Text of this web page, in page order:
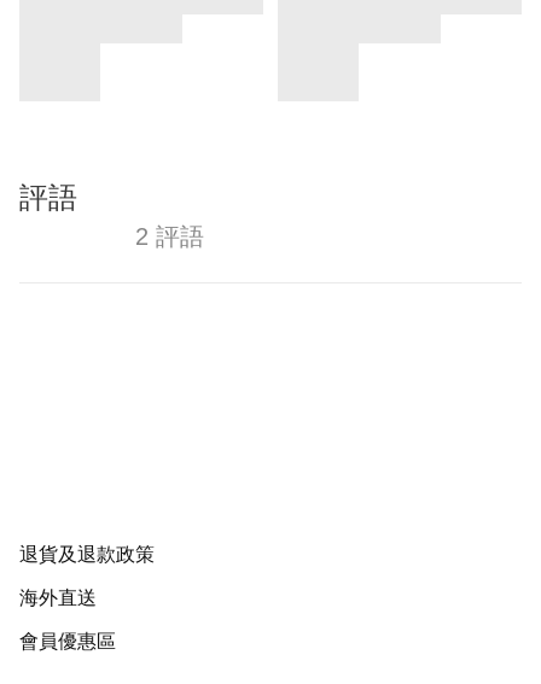
評語
2 評語
退貨及退款政策
海外直送
會員優惠區